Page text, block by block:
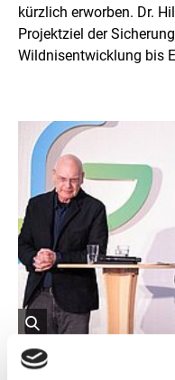
kürzlich erworben. Dr.
Projektziel der
Wildnisentwicklung bis
Vorheriges
öffnet
Bild